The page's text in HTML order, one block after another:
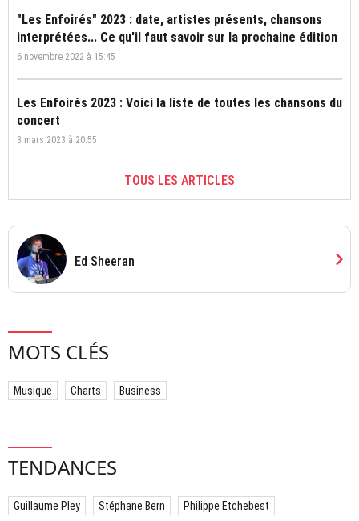
"Les Enfoirés" 2023 : date, artistes présents, chansons
interprétées... Ce qu'il faut savoir sur la prochaine édition
6 novembre 2022 à 15:45
Les Enfoirés 2023 : Voici la liste de toutes les chansons du
concert
3 mars 2023 à 20:55
TOUS LES ARTICLES
Ed Sheeran chevron_right
MOTS CLÉS
Musique Charts Business
TENDANCES
Guillaume Pley Stéphane Bern Philippe Etchebest